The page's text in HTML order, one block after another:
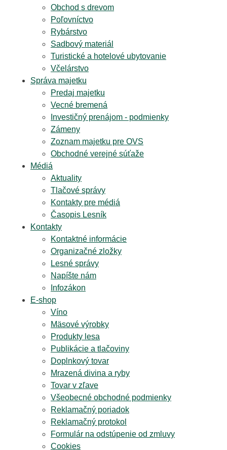
Obchod s drevom
Poľovníctvo
Rybárstvo
Sadbový materiál
Turistické a hotelové ubytovanie
Včelárstvo
Správa majetku
Predaj majetku
Vecné bremená
Investičný prenájom - podmienky
Zámeny
Zoznam majetku pre OVS
Obchodné verejné súťaže
Médiá
Aktuality
Tlačové správy
Kontakty pre médiá
Časopis Lesník
Kontakty
Kontaktné informácie
Organizačné zložky
Lesné správy
Napíšte nám
Infozákon
E-shop
Víno
Mäsové výrobky
Produkty lesa
Publikácie a tlačoviny
Doplnkový tovar
Mrazená divina a ryby
Tovar v zľave
Všeobecné obchodné podmienky
Reklamačný poriadok
Reklamačný protokol
Formulár na odstúpenie od zmluvy
Cookies